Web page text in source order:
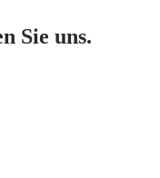
Sie uns.